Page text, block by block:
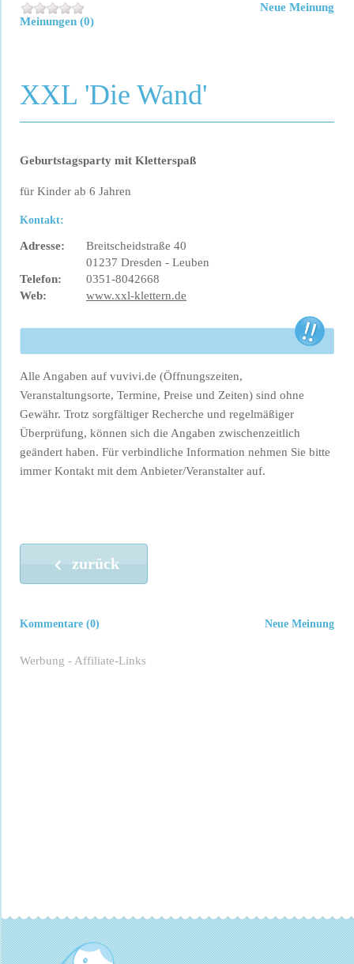
Meinungen (0)
Neue Meinung
XXL 'Die Wand'
Geburtstagsparty mit Kletterspaß
für Kinder ab 6 Jahren
Kontakt:
Adresse:
Breitscheidstraße 40
01237 Dresden - Leuben
Telefon:
0351-8042668
Web:
www.xxl-klettern.de
Alle Angaben auf vuvivi.de (Öffnungszeiten,
Veranstaltungsorte, Termine, Preise und Zeiten) sind ohne
Gewähr. Trotz sorgfältiger Recherche und regelmäßiger
Überprüfung, können sich die Angaben zwischenzeitlich
geändert haben. Für verbindliche Information nehmen Sie bitte
immer Kontakt mit dem Anbieter/Veranstalter auf.
zurück
Neue Meinung
Kommentare (0)
Werbung - Affiliate-Links